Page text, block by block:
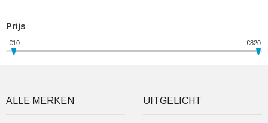
Prijs
€10 €820
ALLE MERKEN UITGELICHT